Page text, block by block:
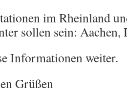
im Rheinland
sollen sein:
Informationen weiter.
Grüßen